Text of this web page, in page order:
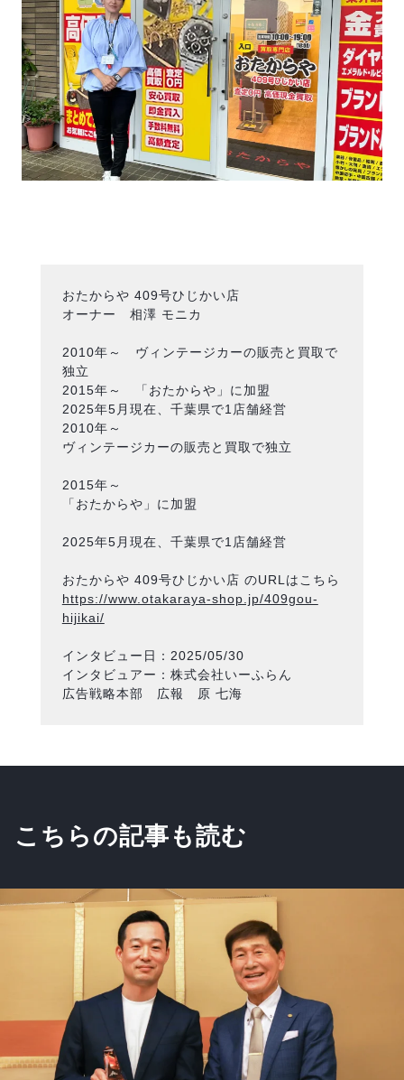
おたからや 409号ひじかい店
オーナー 相澤 モニカ
2010年～ ヴィンテージカーの販売と買取で
独立
2015年～ 「おたからや」に加盟
2025年5月現在、千葉県で1店舗経営
2010年～
ヴィンテージカーの販売と買取で独立
2015年～
「おたからや」に加盟
2025年5月現在、千葉県で1店舗経営
おたからや 409号ひじかい店 のURLはこちら
https://www.otakaraya-shop.jp/409gou-
hijikai/
インタビュー日：2025/05/30
インタビュアー：株式会社いーふらん
広告戦略本部 広報 原 七海
こちらの記事も読む